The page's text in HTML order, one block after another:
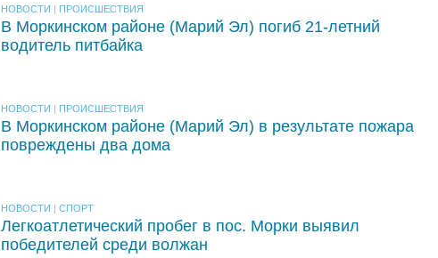
НОВОСТИ | ПРОИСШЕСТВИЯ
В Моркинском районе (Марий Эл) погиб 21-летний
водитель питбайка
НОВОСТИ | ПРОИСШЕСТВИЯ
В Моркинском районе (Марий Эл) в результате пожара
повреждены два дома
НОВОСТИ | СПОРТ
Легкоатлетический пробег в пос. Морки выявил
победителей среди волжан